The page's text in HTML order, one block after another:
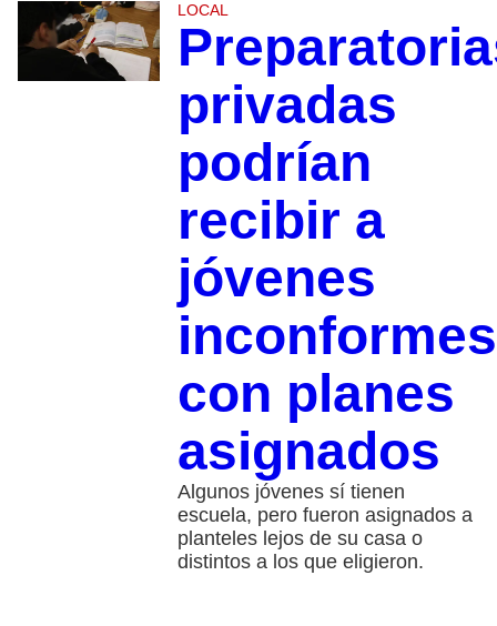
LOCAL
privadas
podrían
recibir a
jóvenes
inconformes
con planes
asignados
Algunos jóvenes sí tienen
escuela, pero fueron asignados a
planteles lejos de su casa o
distintos a los que eligieron.